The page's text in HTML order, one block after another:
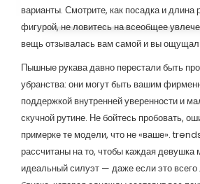
варианты. Смотрите, как посадка и длина
фигурой, не ловитесь на всеобщее
вещь отзывалась вам самой и вы
Пышные рукава давно перестали быть
убранства: они могут быть вашим
поддержкой внутренней уверенности и
скучной рутине. Не бойтесь пробовать,
примерке те модели, что не «ваше».
рассчитаны на то, чтобы каждая девушка
идеальный силуэт — даже если это